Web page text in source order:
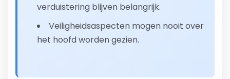
verduistering blijven belangrijk.
Veiligheidsaspecten mogen nooit over
het hoofd worden gezien.